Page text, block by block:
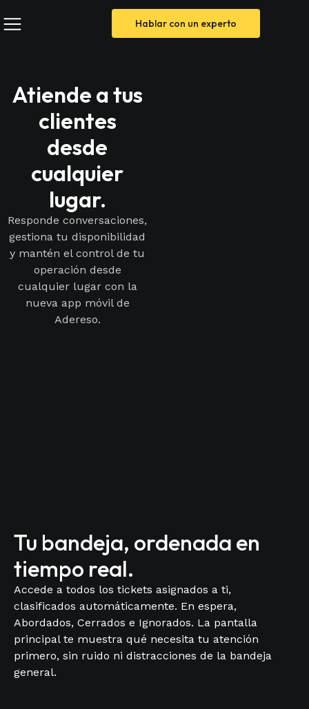
Hablar con un experto
Atiende a tus
clientes
desde
cualquier
lugar.
Responde conversaciones,
gestiona tu disponibilidad
y mantén el control de tu
operación desde
cualquier lugar con la
nueva app móvil de
Adereso.
Tu bandeja, ordenada en
tiempo real.​
Accede a todos los tickets asignados a ti,
clasificados automáticamente. En espera,
Abordados, Cerrados e Ignorados. La pantalla
principal te muestra qué necesita tu atención
primero, sin ruido ni distracciones de la bandeja
general.